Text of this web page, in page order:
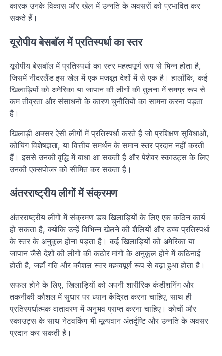
कारक उनके विकास और खेल में उन्नति के अवसरों को प्रभावित कर
सकते हैं।
यूरोपीय बेसबॉल में प्रतिस्पर्धा का स्तर
यूरोपीय बेसबॉल में प्रतिस्पर्धा का स्तर महत्वपूर्ण रूप से भिन्न होता है,
जिसमें नीदरलैंड इस खेल में एक मजबूत देशों में से एक है। हालाँकि, कई
खिलाड़ियों को अमेरिका या जापान की लीगों की तुलना में समग्र रूप से
कम तीव्रता और संसाधनों के कारण चुनौतियों का सामना करना पड़ता
है।
खिलाड़ी अक्सर ऐसी लीगों में प्रतिस्पर्धा करते हैं जो प्रशिक्षण सुविधाओं,
कोचिंग विशेषज्ञता, या वित्तीय समर्थन के समान स्तर प्रदान नहीं करती
हैं। इससे उनकी वृद्धि में बाधा आ सकती है और पेशेवर स्काउट्स के लिए
उनकी एक्सपोजर को सीमित कर सकता है।
अंतरराष्ट्रीय लीगों में संक्रमण
अंतरराष्ट्रीय लीगों में संक्रमण डच खिलाड़ियों के लिए एक कठिन कार्य
हो सकता है, क्योंकि उन्हें विभिन्न खेलने की शैलियों और उच्च प्रतिस्पर्धा
के स्तर के अनुकूल होना पड़ता है। कई खिलाड़ियों को अमेरिका या
जापान जैसे देशों की लीगों की कठोर मांगों के अनुकूल होने में कठिनाई
होती है, जहाँ गति और कौशल स्तर महत्वपूर्ण रूप से बढ़ा हुआ होता है।
सफल होने के लिए, खिलाड़ियों को अपनी शारीरिक कंडीशनिंग और
तकनीकी कौशल में सुधार पर ध्यान केंद्रित करना चाहिए, साथ ही
प्रतिस्पर्धात्मक वातावरण में अनुभव प्राप्त करना चाहिए। कोचों और
स्काउट्स के साथ नेटवर्किंग भी मूल्यवान अंतर्दृष्टि और उन्नति के अवसर
प्रदान कर सकती है।